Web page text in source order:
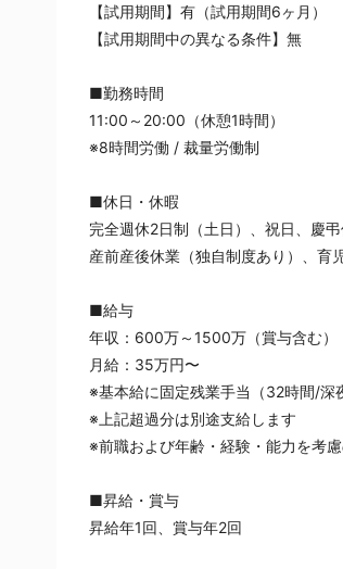
【試用期間】有（試用期間6ヶ月）
【試用期間中の異なる条件】無
■勤務時間
11:00～20:00（休憩1時間）
※8時間労働 / 裁量労働制
■休日・休暇
完全週休2日制（土日）、祝日、慶
産前産後休業（独自制度あり）、育
■給与
年収：600万～1500万（賞与含む）
月給：35万円〜
※基本給に固定残業手当（32時間/深
※上記超過分は別途支給します
※前職および年齢・経験・能力を考
■昇給・賞与
昇給年1回、賞与年2回